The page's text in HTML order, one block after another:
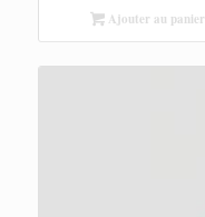
Ajouter au panier